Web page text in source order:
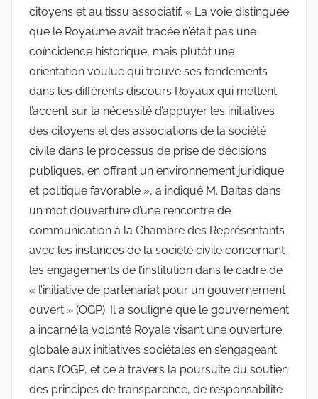
citoyens et au tissu associatif. « La voie distinguée
que le Royaume avait tracée n’était pas une
coïncidence historique, mais plutôt une
orientation voulue qui trouve ses fondements
dans les différents discours Royaux qui mettent
l’accent sur la nécessité d’appuyer les initiatives
des citoyens et des associations de la société
civile dans le processus de prise de décisions
publiques, en offrant un environnement juridique
et politique favorable », a indiqué M. Baitas dans
un mot d’ouverture d’une rencontre de
communication à la Chambre des Représentants
avec les instances de la société civile concernant
les engagements de l’institution dans le cadre de
« l’initiative de partenariat pour un gouvernement
ouvert » (OGP). Il a souligné que le gouvernement
a incarné la volonté Royale visant une ouverture
globale aux initiatives sociétales en s’engageant
dans l’OGP, et ce à travers la poursuite du soutien
des principes de transparence, de responsabilité